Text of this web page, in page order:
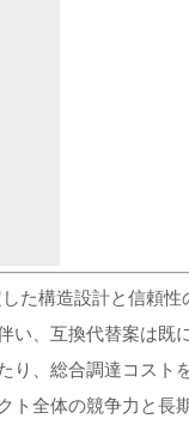
た構造設計と信頼性
い、互換代替案は既
り、総合調達コスト
ト全体の競争力と長